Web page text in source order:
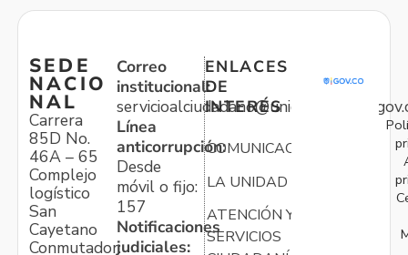
SEDE
NACIO
NAL
Carrera
85D No.
46A – 65
Complejo
logístico
San
Cayetano
Conmutador:
Correo
institucional:
Línea
anticorrupción:
Desde
móvil o fijo:
157
Notificaciones
judiciales:
ENLACES
DE
INTERÉS
COMUNICACIONES
LA UNIDAD
ATENCIÓN Y
SERVICIOS